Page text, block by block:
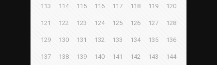
113 114 115 116 117 118 119 120
121 122 123 124 125 126 127 128
129 130 131 132 133 134 135 136
137 138 139 140 141 142 143 144